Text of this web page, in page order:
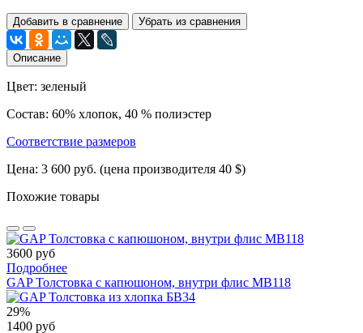
Добавить в сравнение Убрать из сравнения
Описание
Цвет: зеленый
Состав: 60% хлопок, 40 % полиэстер
Соответствие размеров
Цена: 3 600 руб. (цена производителя 40 $)
Похожие товары
3600 руб
Подробнее
GAP Толстовка с капюшоном, внутри флис МВ118
29%
1400 руб